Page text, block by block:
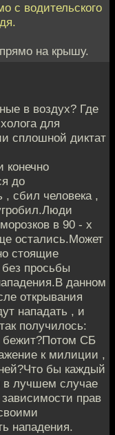
с водительского
на крышу.
в воздух? Где
для
сплошной диктат
конечно
до
, сбил человека ,
в 90 - х
остались.Может
стоящие
просьбы
данном
открывания
нападать , и
получилось:
бежит?Потом СБ
к милиции ,
бы каждый
лучшем случае
прав
нападения.